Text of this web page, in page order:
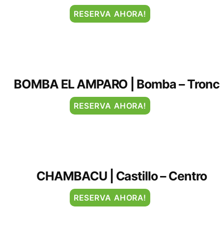
RESERVA AHORA!
BOMBA EL AMPARO | Bomba –
RESERVA AHORA!
CHAMBACU | Castillo – Centro
RESERVA AHORA!